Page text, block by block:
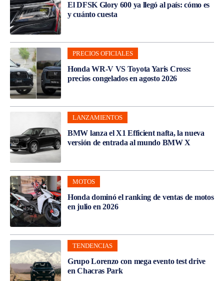
El DFSK Glory 600 ya llegó al país: cómo es
y cuánto cuesta
PRECIOS OFICIALES
Honda WR-V VS Toyota Yaris Cross:
precios congelados en agosto 2026
LANZAMIENTOS
BMW lanza el X1 Efficient nafta, la nueva
versión de entrada al mundo BMW X
MOTOS
Honda dominó el ranking de ventas de motos
en julio en 2026
TENDENCIAS
Grupo Lorenzo con mega evento test drive
en Chacras Park